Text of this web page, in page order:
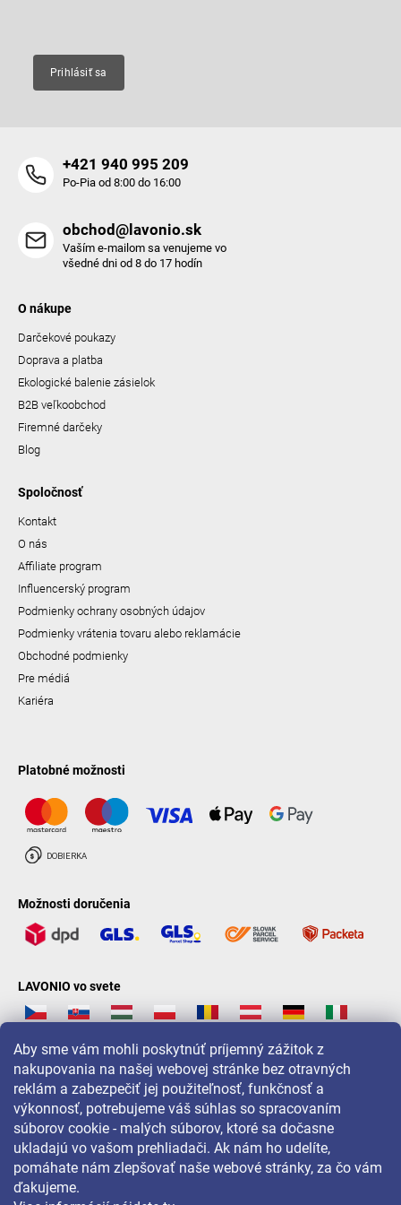
Aby sme vám mohli poskytnúť príjemný zážitok z
nakupovania na našej webovej stránke bez otravných
reklám a zabezpečiť jej použiteľnosť, funkčnosť a
výkonnosť, potrebujeme váš súhlas so spracovaním
súborov cookie - malých súborov, ktoré sa dočasne
ukladajú vo vašom prehliadači. Ak nám ho udelíte,
pomáhate nám zlepšovať naše webové stránky, za čo vám
ďakujeme.
Prihlásiť sa
+421 940 995 209
Po-Pia od 8:00 do 16:00
obchod@lavonio.sk
Vaším e-mailom sa venujeme vo
všedné dni od 8 do 17 hodín
O nákupe
Darčekové poukazy
Doprava a platba
Ekologické balenie zásielok
B2B veľkoobchod
Firemné darčeky
Blog
Spoločnosť
Kontakt
O nás
Affiliate program
Influencerský program
Podmienky ochrany osobných údajov
Podmienky vrátenia tovaru alebo reklamácie
Obchodné podmienky
Pre médiá
Kariéra
Platobné možnosti
Možnosti doručenia
LAVONIO vo svete
Pre akcie, súťaže a zľavy nás sledujte na: